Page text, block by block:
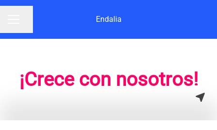
Endalia
¡Crece con nosotros!